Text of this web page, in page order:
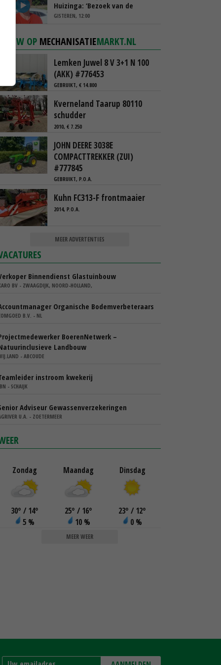
Huizinga: ‘Bezoek van de
ambassade mag zelf groente
GISTEREN, 12:00
NIEUW OP MECHANISATIEMARKT.NL
Lemken Juwel 8 V 3+1 N 100
(AKK) #776453
GEBRUIKT, € 14.800
Kverneland Taarup 80110
schudder
2010, € 7.250
JOHN DEERE 3038E
COMPACTTREKKER (ZUI)
#777845
GEBRUIKT, P.O.A.
Kuhn FC313-F frontmaaier
2014, P.O.A.
MEER ADVERTENTIES
Binnendienst Glastuinbouw
BV - ZWAAGDIJK, NOORD-HOLLAND,
Organische Bodemverbeteraars
B.V. - NL
BoerenNetwerk –
Landbouw
- ABCOUDE
instroom kwekerij
- SCHAIJK
Adviseur Gewassenverzekeringen
U.A. - ZOETERMEER
Zondag
30° / 14°
5 %
Maandag
25° / 16°
10 %
Dinsdag
23° / 12°
0 %
MEER WEER